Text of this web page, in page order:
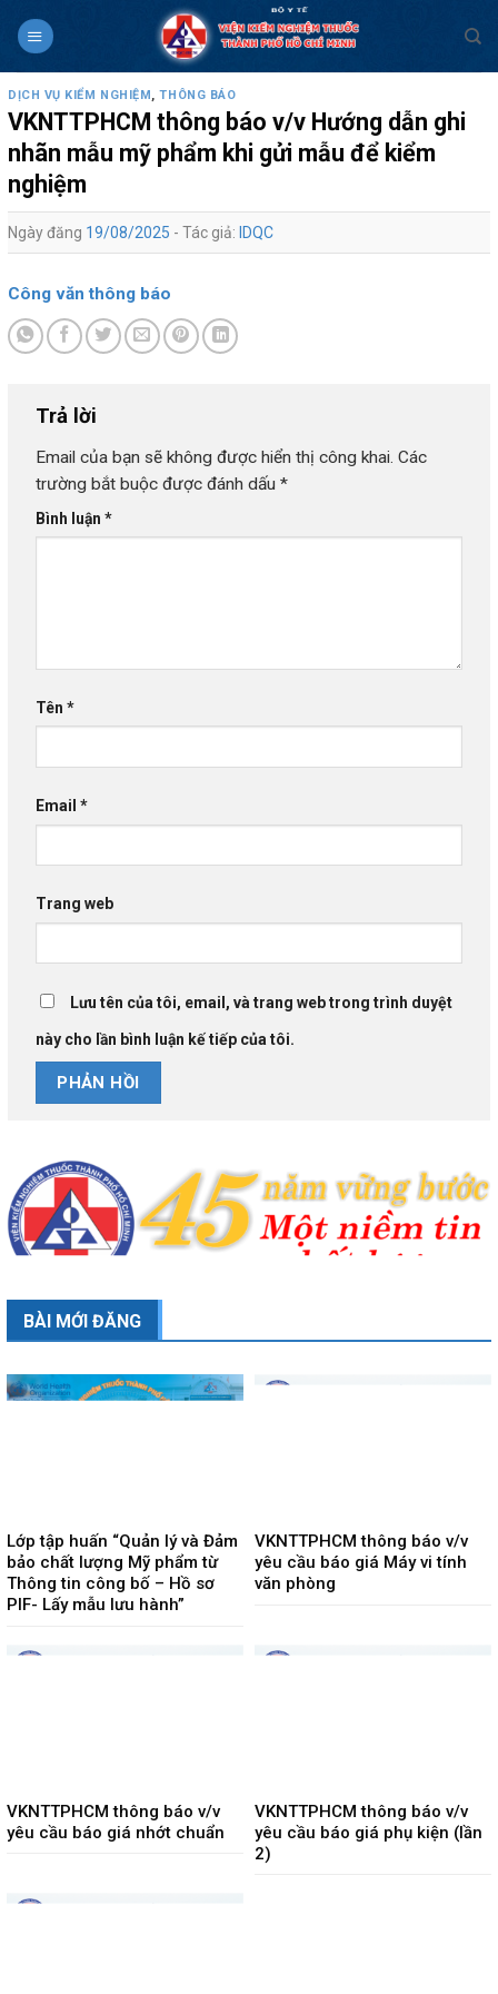
DỊCH VỤ KIỂM NGHIỆM,THÔNG BÁO
VKNTTPHCM thông báo v/v Hướng dẫn ghi
nhãn mẫu mỹ phẩm khi gửi mẫu để kiểm
nghiệm
Ngày đăng 19/08/2025 - Tác giả: IDQC
Công văn thông báo
Trả lời
Email của bạn sẽ không được hiển thị công khai. Các
trường bắt buộc được đánh dấu *
Bình luận *
Tên *
Email *
Trang web
Lưu tên của tôi, email, và trang web trong trình duyệt
này cho lần bình luận kế tiếp của tôi.
BÀI MỚI ĐĂNG
Lớp tập huấn “Quản lý và Đảm
bảo chất lượng Mỹ phẩm từ
Thông tin công bố – Hồ sơ
PIF- Lấy mẫu lưu hành”
VKNTTPHCM thông báo v/v
yêu cầu báo giá Máy vi tính
văn phòng
VKNTTPHCM thông báo v/v
yêu cầu báo giá nhớt chuẩn
VKNTTPHCM thông báo v/v
yêu cầu báo giá phụ kiện (lần
2)